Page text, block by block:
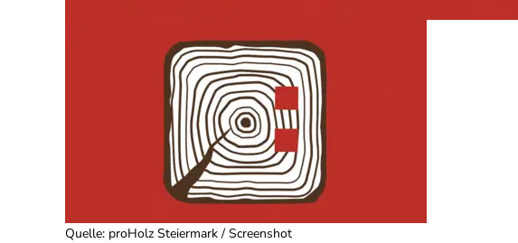
Quelle: proHolz Steiermark / Screenshot